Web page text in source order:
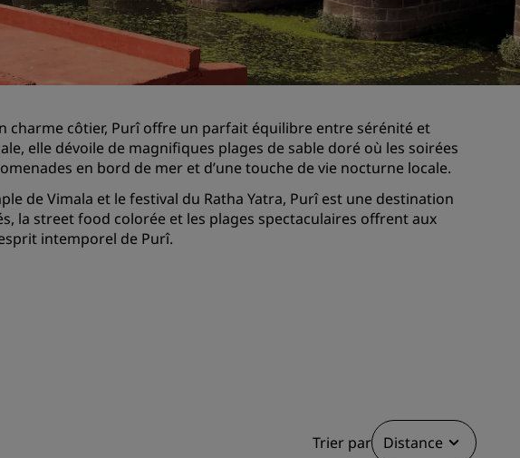
un devis
des vols
des vols
Rad Pets
Espaces dédiés aux mariages
Séjours durables
Voyageur d'affaires
Hôtels du centre-ville
Radisson Rewards
ADHÉRER
charme côtier, Purî offre un parfait équilibre entre sérénité et
elle dévoile de magnifiques plages de sable doré où les soirées
en bord de mer et d’une touche de vie nocturne locale.
de Vimala et le festival du Ratha Yatra, Purî est une destination
la street food colorée et les plages spectaculaires offrent aux
intemporel de Purî.
Trier par Distance